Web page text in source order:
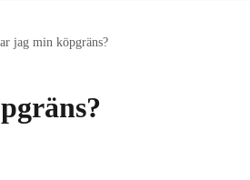
jag min köpgräns?